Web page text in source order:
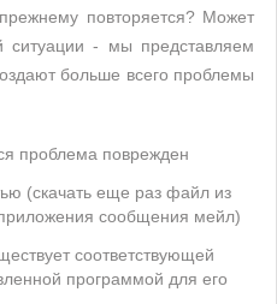
повторяется? Может
ситуации - мы представляем
больше всего проблемы
проблема поврежден
(скачать еще раз файл из
сообщения мейл)
соответствующей
программой для его